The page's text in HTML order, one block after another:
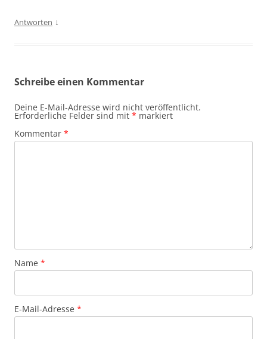
Antworten ↓
Schreibe einen Kommentar
Deine E-Mail-Adresse wird nicht veröffentlicht.
Erforderliche Felder sind mit * markiert
Kommentar *
Name *
E-Mail-Adresse *